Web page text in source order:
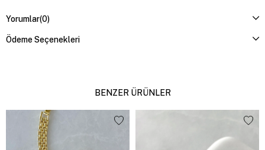
Yorumlar(0)
Ödeme Seçenekleri
BENZER ÜRÜNLER